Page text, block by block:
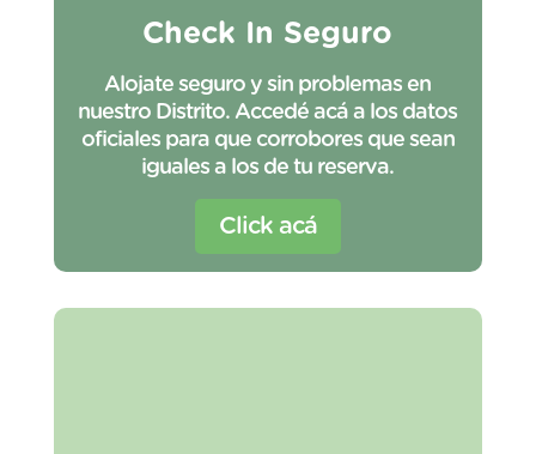
Check In Seguro
Alojate seguro y sin problemas en
nuestro Distrito. Accedé acá a los datos
oficiales para que corrobores que sean
iguales a los de tu reserva.
Click acá